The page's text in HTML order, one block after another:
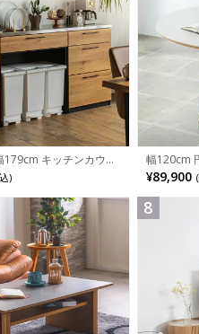
179cm キッチンカウン
板 引き出し 収納 食
ース 組み換え可能 レン
グレー
)
幅120cm
用 セラミ
ブル おし
ン
¥89,900
8